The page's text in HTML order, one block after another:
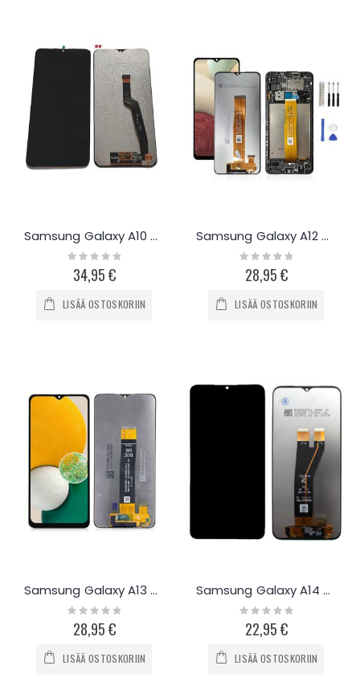
Samsung Galaxy A10 A105F näyttö ja kosketuspaneeli
Rating:
0%
34,95 €
LISÄÄ OSTOSKORIIN
Samsung Galaxy A12 näyttö ja työkalut
Rating:
0%
28,95 €
LISÄÄ OSTOSKORIIN
Samsung Galaxy A13 5G näyttö
Rating:
0%
28,95 €
LISÄÄ OSTOSKORIIN
Samsung Galaxy A14 näyttö
Rating:
0%
22,95 €
LISÄÄ OSTOSKORIIN